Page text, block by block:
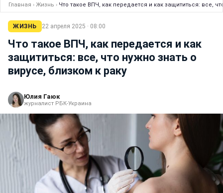
Главная › Жизнь › Что такое ВПЧ, как передается и как защититься: все,
ЖИЗНЬ 22 апреля 2025 · 08:00
Что такое ВПЧ, как передается и как
защититься: все, что нужно знать о
вирусе, близком к раку
Юлия Гаюк
журналист РБК-Украина